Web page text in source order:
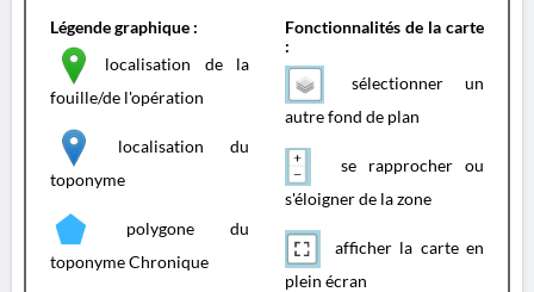
Légende graphique :
localisation de la
fouille/de l'opération
localisation du
toponyme
polygone du
toponyme Chronique
Fonctionnalités de la carte
:
sélectionner un
autre fond de plan
se rapprocher ou
s'éloigner de la zone
afficher la carte en
plein écran